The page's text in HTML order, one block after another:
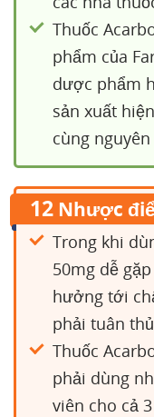
Thuốc
phẩm của
dược phẩm
sản xuất
cùng
12 Nhược
Trong khi
50mg dễ
hưởng tới
phải tuân
Thuốc
phải dùng
viên cho cả